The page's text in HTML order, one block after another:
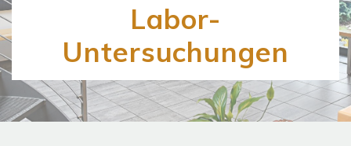
Labor-
Untersuchungen